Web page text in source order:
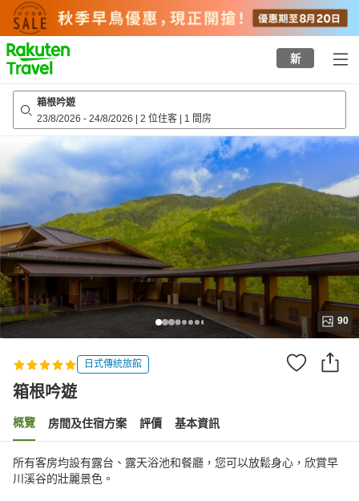
to
top
page
新
箱根吟遊
23/8/2026 - 24/8/2026 | 2 位住客 | 1 間房
90
日式傳統旅館
箱根吟遊
概覽 房間及住宿方案 評價 基本資訊
所有客房均設有露台、露天浴池和餐廳，您可以放鬆身心，欣賞早
川溪谷的壯麗景色。